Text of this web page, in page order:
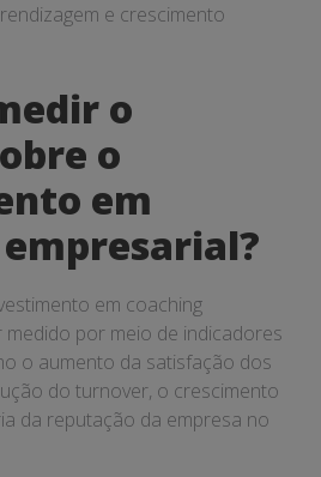
e crescimento
o
o
em
em coaching
por meio de indicadores
o aumento da satisfação dos
do turnover, o crescimento
da reputação da empresa no